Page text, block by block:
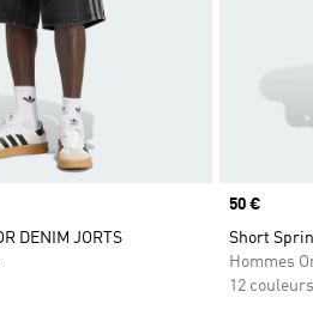
DENIM JORTS
Prix
50 €
Short
Hommes
12 couleurs